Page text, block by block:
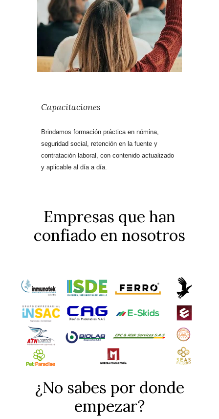
Capacitaciones
Brindamos formación práctica en nómina,
seguridad social, retención en la fuente y
contratación laboral, con contenido actualizado
y aplicable al día a día.
Empresas que han
confiado en nosotros
¿No sabes por donde
empezar?